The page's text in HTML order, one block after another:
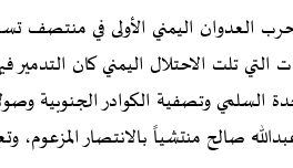
العدوان اليمني الأولى في منتصف
التي تلت الاحتلال اليمني كان
السلمي وتصفية الكوادر الجنوبية
صالح منتشياً بالانتصار